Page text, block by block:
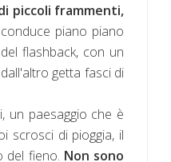
piccoli frammenti,
piano piano
flashback, con un
getta fasci di
un paesaggio che è
scrosci di pioggia, il
del fieno. Non sono